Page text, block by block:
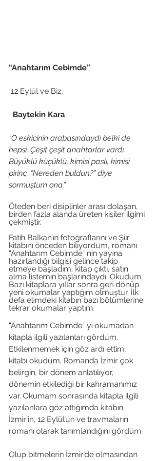
“Anahtarım Cebimde”
12 Eylül ve Biz.
  Baytekin Kara
“O eskicinin arabasındaydı belki de
hepsi. Çeşit çeşit anahtarlar vardı.
Büyüklü küçüklü, kimisi paslı, kimisi
pirinç. “Nereden buldun?” diye
sormuştum ona.”
Öteden beri disiplinler arası dolaşan,
birden fazla alanda üreten kişiler ilgimi
çekmiştir.
Fatih Balkan’ın fotoğraflarını ve Şiir
kitabını önceden biliyordum, romanı
“Anahtarım Cebimde” nin yayına
hazırlandığı bilgisi gelince takip
etmeye başladım, kitap çıktı, satın
alma listemin başlarındaydı. Okudum.
Bazı kitaplara yıllar sonra geri dönüp
yeni okumalar yaptığım olmuştur. İlk
defa elimdeki kitabın bazı bölümlerine
tekrar okumalar yaptım.
“Anahtarım Cebimde” yi okumadan
kitapla ilgili yazılanları gördüm.
Etkilenmemek için göz ardı ettim,
kitabı okudum. Romanda İzmir çok
belirgin, bir dönem anlatılıyor,
dönemin etkilediği bir kahramanımız
var. Okumam sonrasında kitapla ilgili
yazılanlara göz attığımda kitabın
İzmir’in, 12 Eylül’ün ve travmaların
romanı olarak tanımlandığını gördüm.
Olup bitmelerin İzmir’de olmasından